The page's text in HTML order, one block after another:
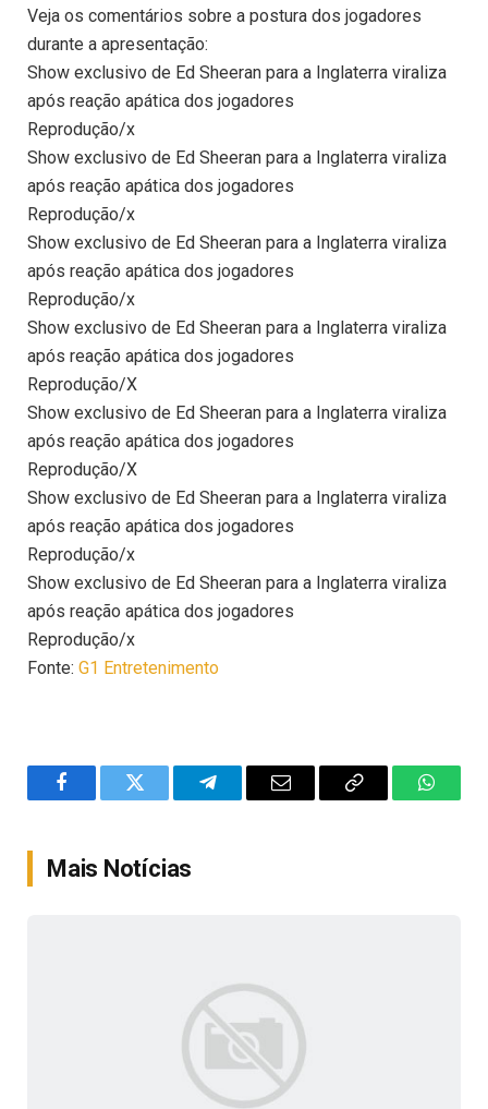
Veja os comentários sobre a postura dos jogadores
durante a apresentação:
Show exclusivo de Ed Sheeran para a Inglaterra viraliza
após reação apática dos jogadores
Reprodução/x
Show exclusivo de Ed Sheeran para a Inglaterra viraliza
após reação apática dos jogadores
Reprodução/x
Show exclusivo de Ed Sheeran para a Inglaterra viraliza
após reação apática dos jogadores
Reprodução/x
Show exclusivo de Ed Sheeran para a Inglaterra viraliza
após reação apática dos jogadores
Reprodução/X
Show exclusivo de Ed Sheeran para a Inglaterra viraliza
após reação apática dos jogadores
Reprodução/X
Show exclusivo de Ed Sheeran para a Inglaterra viraliza
após reação apática dos jogadores
Reprodução/x
Show exclusivo de Ed Sheeran para a Inglaterra viraliza
após reação apática dos jogadores
Reprodução/x
Fonte: G1 Entretenimento
FacebookTwitter TelegramEmail
Copy
Mais Notícias